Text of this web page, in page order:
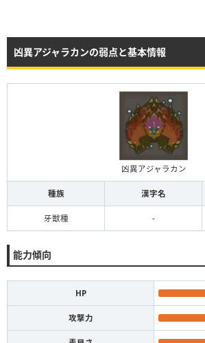
凶異アジャラカンの弱点と基本情報
凶異アジャラカン
種族 漢字名
牙獣種 -
能力傾向
HP
攻撃力